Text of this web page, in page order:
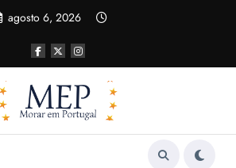
agosto 6, 2026